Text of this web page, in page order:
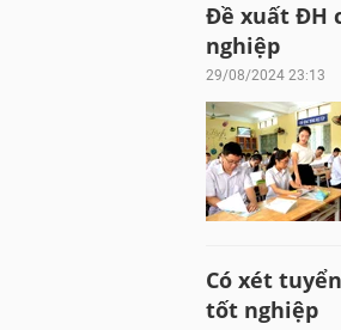
Đề xuất ĐH
nghiệp
29/08/2024 23:13
Có xét
tốt nghiệp